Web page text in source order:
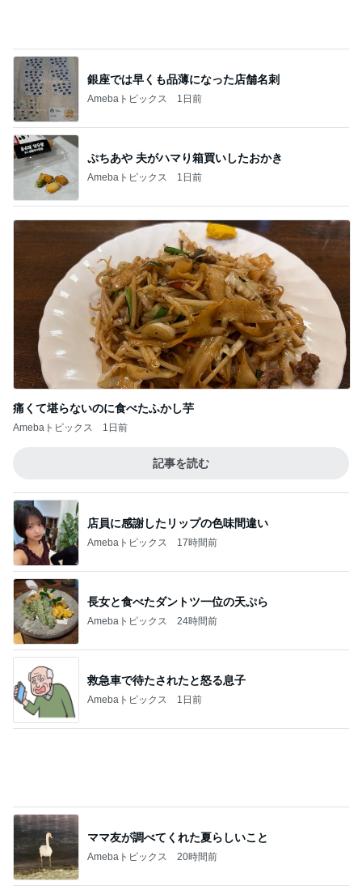
痛くて堪らないのに食べたふかし芋
Amebaトピックス 1日前
記事を読む
店員に感謝したリップの色味間違い
Amebaトピックス 17時間前
Amebaトピックス 24時間前
救急車で待たされたと怒る息子
Amebaトピックス 1日前
ママ友が調べてくれた夏らしいこと
Amebaトピックス 20時間前